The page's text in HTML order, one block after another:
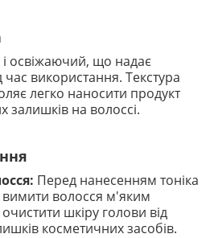
і освіжаючий, що надає
час використання. Текстура
легко наносити продукт
залишків на волоссі.
Перед нанесенням тоніка
вимити волосся м'яким
шкіру голови від
косметичних засобів.